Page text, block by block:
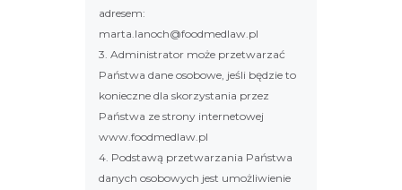
adresem:
marta.lanoch@foodmedlaw.pl
3. Administrator może przetwarzać
Państwa dane osobowe, jeśli będzie to
konieczne dla skorzystania przez
Państwa ze strony internetowej
www.foodmedlaw.pl
4. Podstawą przetwarzania Państwa
danych osobowych jest umożliwienie